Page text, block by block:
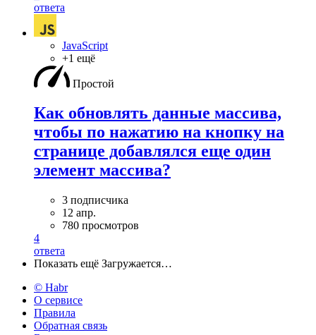
ответа
JavaScript
+1 ещё
Простой
Как обновлять данные массива,
чтобы по нажатию на кнопку на
странице добавлялся еще один
элемент массива?
3 подписчика
12 апр.
780 просмотров
4
ответа
Показать ещё Загружается…
© Habr
О сервисе
Правила
Обратная связь